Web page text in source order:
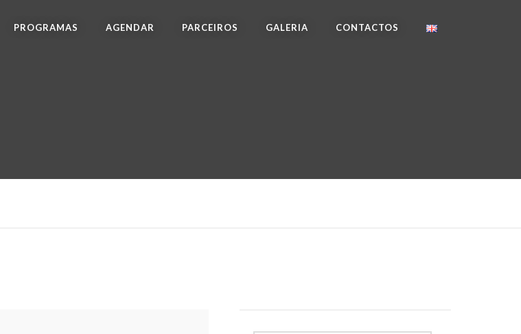
PROGRAMAS AGENDAR PARCEIROS GALERIA CONTACTOS